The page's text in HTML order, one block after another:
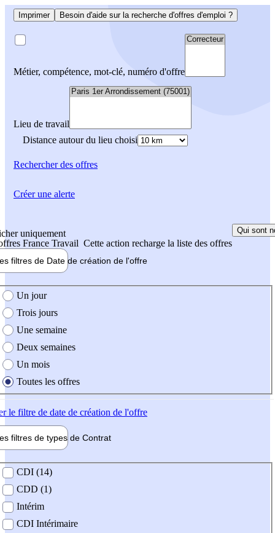
Imprimer Besoin d'aide sur la recherche d'offres d'emploi ?
Métier, compétence, mot-clé, numéro d'offre
Lieu de travail
Distance autour du lieu choisi
Rechercherdes offres
uniquement
France Travail Cette action recharge la liste des offres
Qui sont
filtres de Date de création de l'offre
création de l'offre
Un jour
Trois jours
Une semaine
Deux semaines
Un mois
Toutes les offres
le filtre de date de création de l'offre
filtres de types de Contrat
contrat
CDI (14)
CDD (1)
Intérim
CDI Intérimaire
Créer une alerte